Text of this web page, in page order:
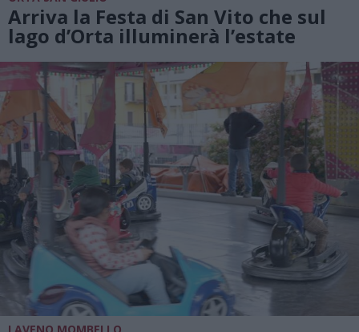
Arriva la Festa di San Vito che sul
lago d’Orta illuminerà l’estate
LAVENO MOMBELLO